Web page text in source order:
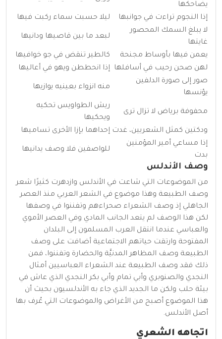
يضاحكها
إذا النجوم تراءت في جوانبها
ليلا حسبت سماء ركبت فيها
لا يبلغ السمك المحصور
غايتها
لبعد ما بين قاصيها ودانيها
يعمن فيها بأوساط مجنحة
كالطير تنقض في جو خوافيها
لهن صحن رحيب في أسافلها
إذا انحططن ويهو في أعاليها
صور إلى صورة الدلفين
يؤنسها
منه انزواء بعينيه يوازيها
محفوفة برياض لا تزال ترى
ريش الطواويس تحكيه
ويحكيها
ودكتين كمثل الشعريين، غدت إحداهما بإزا الأخرى تساميها
إذا مساعي أمير المؤمنين
بدت
للواصفين فلا وصف يدانيها
وصف الأندلس
من الموضوعات التي شاعت في الأندلس وازدهرت كثيرًا شعر
وصف الطبيعة وهذا موضوع في الشعر العربي منذ العصر
الجاهلي إذ وصف الشعراء صحراءهم وتفننوا في وصفها
لكن هذا الوصف لم يتعد الجانب المادي وفي العصر الأموي
والعباسي عندما انتقل العرب المسلمون إلى البلدان
المفتوحة وارتقت حياتهم الاجتماعية أضافت على وصف
الطبيعة وصف المظاهر المدنيَّة والحضارة وتفننوا، فمن
ذلك فقد وصف الطبيعة عند الشعراء العباسيين أمثال
النجدي والصنوبري وأبي تمام وأبي بكر النجدي الذي عاش في
بيئة حلب ولكن ما الجديد الذي جاء به الأندلسيون بحيث أن
هذا الموضوع أصبح من الأغراض والموضوعات التي عُرف بها
أصل الأندلس.
اتجاهه الشعري